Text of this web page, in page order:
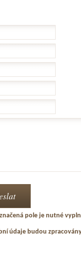
pole je nutné
údaje budou